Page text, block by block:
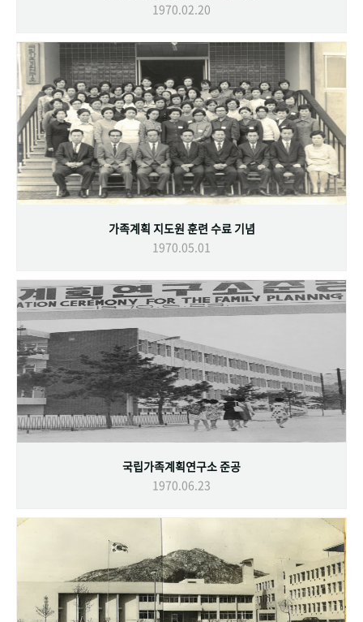
1970.02.20
가족계획 지도원 훈련 수료 기념
1970.05.01
국립가족계획연구소 준공
1970.06.23